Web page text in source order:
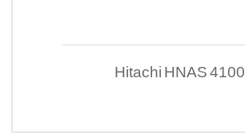
Hitachi HNAS 4100